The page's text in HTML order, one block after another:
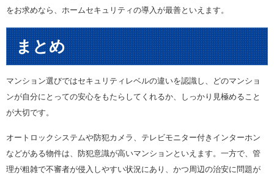
をお求めなら、ホームセキュリティの導入が最善といえます。
まとめ
マンション選びではセキュリティレベルの違いを認識し、どのマンショ
ンが自分にとっての安心をもたらしてくれるか、しっかり見極めること
が大切です。
オートロックシステムや防犯カメラ、テレビモニター付きインターホン
などがある物件は、防犯意識が高いマンションといえます。一方で、管
理が粗雑で不審者が侵入しやすい状況にあり、かつ周辺の治安に問題が